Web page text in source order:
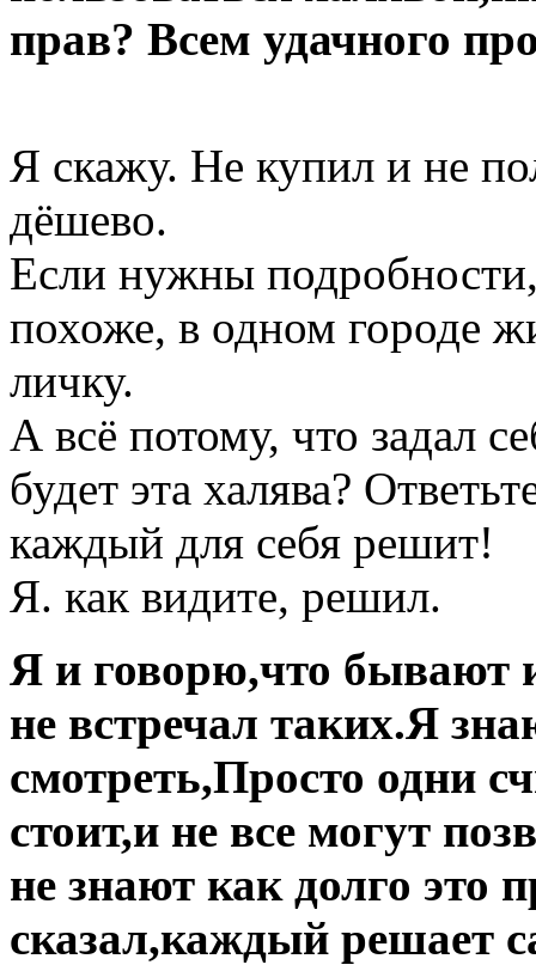
прав? Всем удачного
Я скажу. Не купил и не
дёшево.
Если нужны
похоже, в одном городе
личку.
А всё потому, что задал
будет эта халява?
каждый для себя решит!
Я. как видите, решил.
Я и говорю,что бывают
не встречал таких.Я
смотреть,Просто одни
стоит,и не все могут
не знают как долго это
сказал,каждый решает